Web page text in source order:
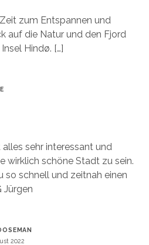
zum Entspannen und
auf die Natur und den Fjord
Hindø. […]
sehr interessant und
wirklich schöne Stadt zu sein.
so schnell und zeitnah einen
Jürgen
2022